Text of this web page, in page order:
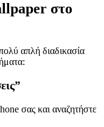
στο
απλή διαδικασία
σας και αναζητήστε